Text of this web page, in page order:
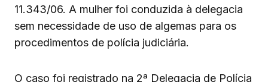
11.343/06. A mulher foi conduzida à delegacia
sem necessidade de uso de algemas para os
procedimentos de polícia judiciária.
O caso foi registrado na 2ª Delegacia de Polícia